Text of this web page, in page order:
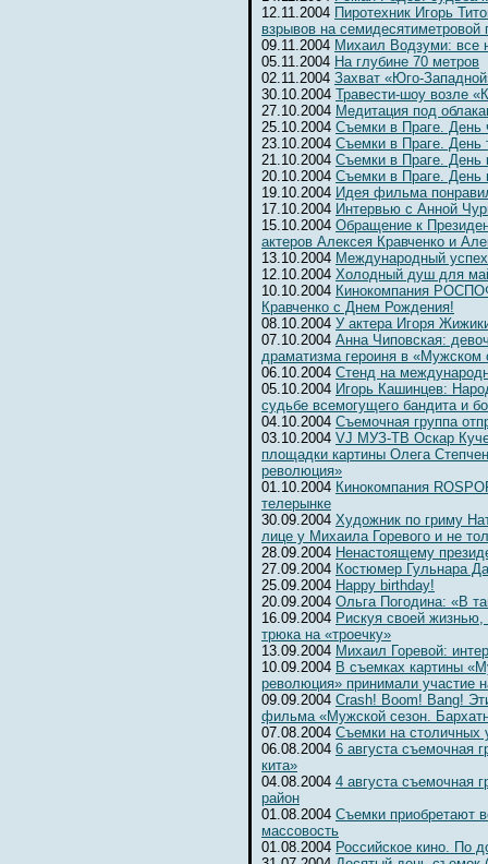
12.11.2004 Пиротехник Игорь
взрывов на семидесятиметровой
09.11.2004 Михаил Водзуми: все
05.11.2004 На глубине 70 метров
02.11.2004 Захват «Юго-
30.10.2004 Травести-шоу возле
27.10.2004 Медитация под
25.10.2004 Съемки в Праге. День
23.10.2004 Съемки в Праге. День
21.10.2004 Съемки в Праге. День
20.10.2004 Съемки в Праге. День
19.10.2004 Идея фильма
17.10.2004 Интервью с Анной
15.10.2004 Обращение к
актеров Алексея Кравченко и
13.10.2004 Международный
12.10.2004 Холодный душ для
10.10.2004 Кинокомпания
Кравченко с Днем Рождения!
08.10.2004 У актера Игоря
07.10.2004 Анна Чиповская:
драматизма героиня в «Мужском
06.10.2004 Cтенд на
05.10.2004 Игорь Кашинцев:
судьбе всемогущего бандита и
04.10.2004 Съемочная группа
03.10.2004 VJ МУЗ-ТВ Оскар
площадки картины Олега
революция»
01.10.2004 Кинокомпания
телерынке
30.09.2004 Художник по гриму
лице у Михаила Горевого и не
28.09.2004 Ненастоящему
27.09.2004 Костюмер Гульнара
25.09.2004 Happy birthday!
20.09.2004 Ольга Погодина: «В
16.09.2004 Рискуя своей
трюка на «троечку»
13.09.2004 Михаил Горевой:
10.09.2004 В съемках картины
революция» принимали участие
09.09.2004 Crash! Boom! Bang!
фильма «Мужской сезон.
07.08.2004 Съемки на столичных
06.08.2004 6 августа съемочная
кита»
04.08.2004 4 августа съемочная
район
01.08.2004 Съемки приобретают
массовость
01.08.2004 Российское кино. По